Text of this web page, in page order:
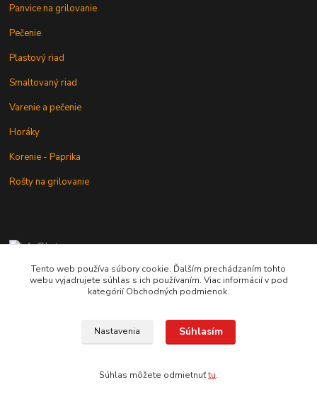
Panvice na grilovanie
Pečenie
Plastový riad
Smaltovaný riad
Varenie a pečenie
Horáky
Korenie - Paprika
Rošty na grilovanie
+421 902 212 007
od 8:00 - do 16:00 hod
Copyright © 2017-2027 MACSHOP.SK, všetky práva vyhradené..
Tento web používa súbory cookie. Ďalším prechádzaním tohto
webu vyjadrujete súhlas s ich používaním. Viac informácií v pod
kategórií Obchodných podmienok.
Nastavenia Súhlasím
Súhlas môžete odmietnuťtu.